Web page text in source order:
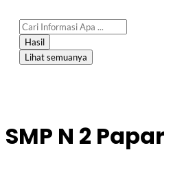
Hasil
Lihat semuanya
SMP N 2